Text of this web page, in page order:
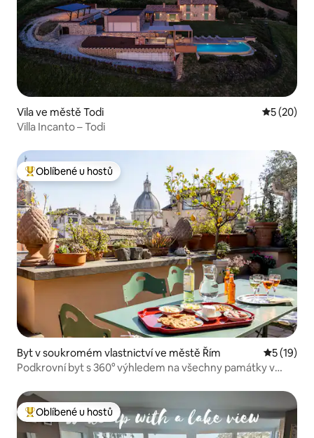
Vila ve městě Todi Průměrné
5 (20)
Villa Incanto – Todi
Nejlepší v kategorii Oblíbené u hostů
Oblíbené u hostů
Byt v soukromém vlastnictví ve městě Řím Průměrné
5 (19)
Podkrovní byt s 360° výhledem na všechny památky v
Nejlepší v kategorii Oblíbené u hostů
Oblíbené u hostů